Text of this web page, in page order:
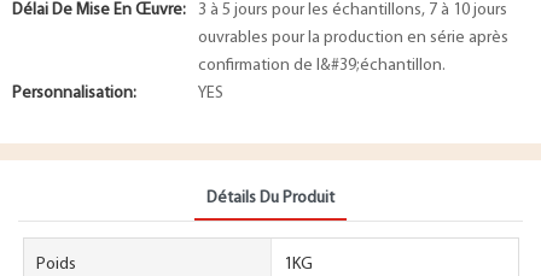
Délai De Mise En Œuvre:
3 à 5 jours pour les échantillons, 7 à 10 jours
ouvrables pour la production en série après
confirmation de l&#39;échantillon.
Personnalisation:
YES
Détails Du Produit
Poids 1KG